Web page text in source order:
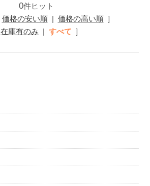
0件ヒット
価格の安い順| 価格の高い順]
在庫有のみ | すべて ]